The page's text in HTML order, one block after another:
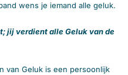
wens je iemand alle geluk.
jij verdient alle Geluk van de
van Geluk is een persoonlijk